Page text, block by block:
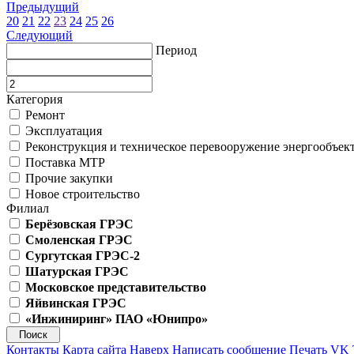
Предыдущий
20 21 22 23 24 25 26
Следующий
Период
Категория
Ремонт
Эксплуатация
Реконструкция и техническое перевооружение
Поставка МТР
Прочие закупки
Новое строительство
Филиал
Берёзовская ГРЭС
Смоленская ГРЭС
Сургутская ГРЭС-2
Шатурская ГРЭС
Московское представительство
Яйвинская ГРЭС
«Инжиниринг» ПАО «Юнипро»
Контакты Карта сайта Наверх Написать сообщение Печать VK